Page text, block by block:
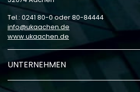
Tel.: 0241 80-0 oder 80-84444
info
ukaachen de
www.ukaachen.de
UNTERNEHMEN